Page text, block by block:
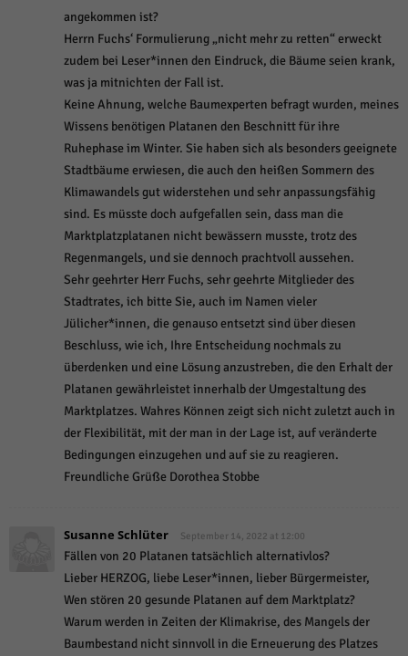
angekommen ist?
Herrn Fuchs‘ Formulierung „nicht mehr zu retten“ erweckt
zudem bei Leser*innen den Eindruck, die Bäume seien krank,
was ja mitnichten der Fall ist.
Keine Ahnung, welche Baumexperten befragt wurden, meines
Wissens benötigen Platanen den Beschnitt für ihre
Ruhephase im Winter. Sie haben sich als besonders geeignete
Stadtbäume erwiesen, die auch den heißen Sommern des
Klimawandels gut widerstehen und sehr anpassungsfähig
sind. Es müsste doch aufgefallen sein, dass man die
Marktplatzplatanen nicht bewässern musste, trotz des
Regenmangels, und sie dennoch prachtvoll aussehen.
Sehr geehrter Herr Fuchs, sehr geehrte Mitglieder des
Stadtrates, ich bitte Sie, auch im Namen vieler
Jülicher*innen, die genauso entsetzt sind über diesen
Beschluss, wie ich, Ihre Entscheidung nochmals zu
überdenken und eine Lösung anzustreben, die den Erhalt der
Platanen gewährleistet innerhalb der Umgestaltung des
Marktplatzes. Wahres Können zeigt sich nicht zuletzt auch in
der Flexibilität, mit der man in der Lage ist, auf veränderte
Bedingungen einzugehen und auf sie zu reagieren.
Freundliche Grüße Dorothea Stobbe
Susanne Schlüter September 14, 2022 at 12:00
Fällen von 20 Platanen tatsächlich alternativlos?
Lieber HERZOG, liebe Leser*innen, lieber Bürgermeister,
Wen stören 20 gesunde Platanen auf dem Marktplatz?
Warum werden in Zeiten der Klimakrise, des Mangels der
Baumbestand nicht sinnvoll in die Erneuerung des Platzes